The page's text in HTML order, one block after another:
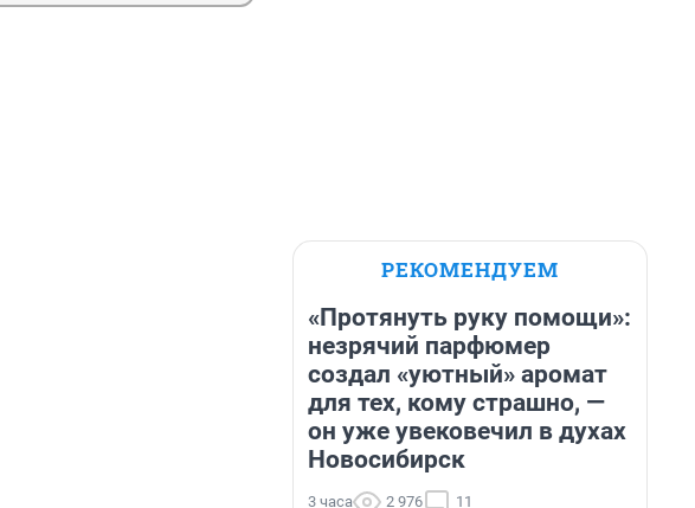
РЕКОМЕНДУЕМ
«Протянуть руку помощи»:
незрячий парфюмер
создал «уютный» аромат
для тех, кому страшно, —
он уже увековечил в духах
Новосибирск
3 часа 2 976 11